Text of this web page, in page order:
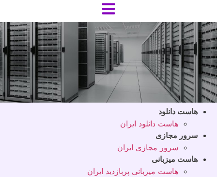
هاست دانلود
هاست دانلود ایران
سرور مجازی
سرور مجازی ایران
هاست میزبانی
هاست میزبانی پربازدید ایران